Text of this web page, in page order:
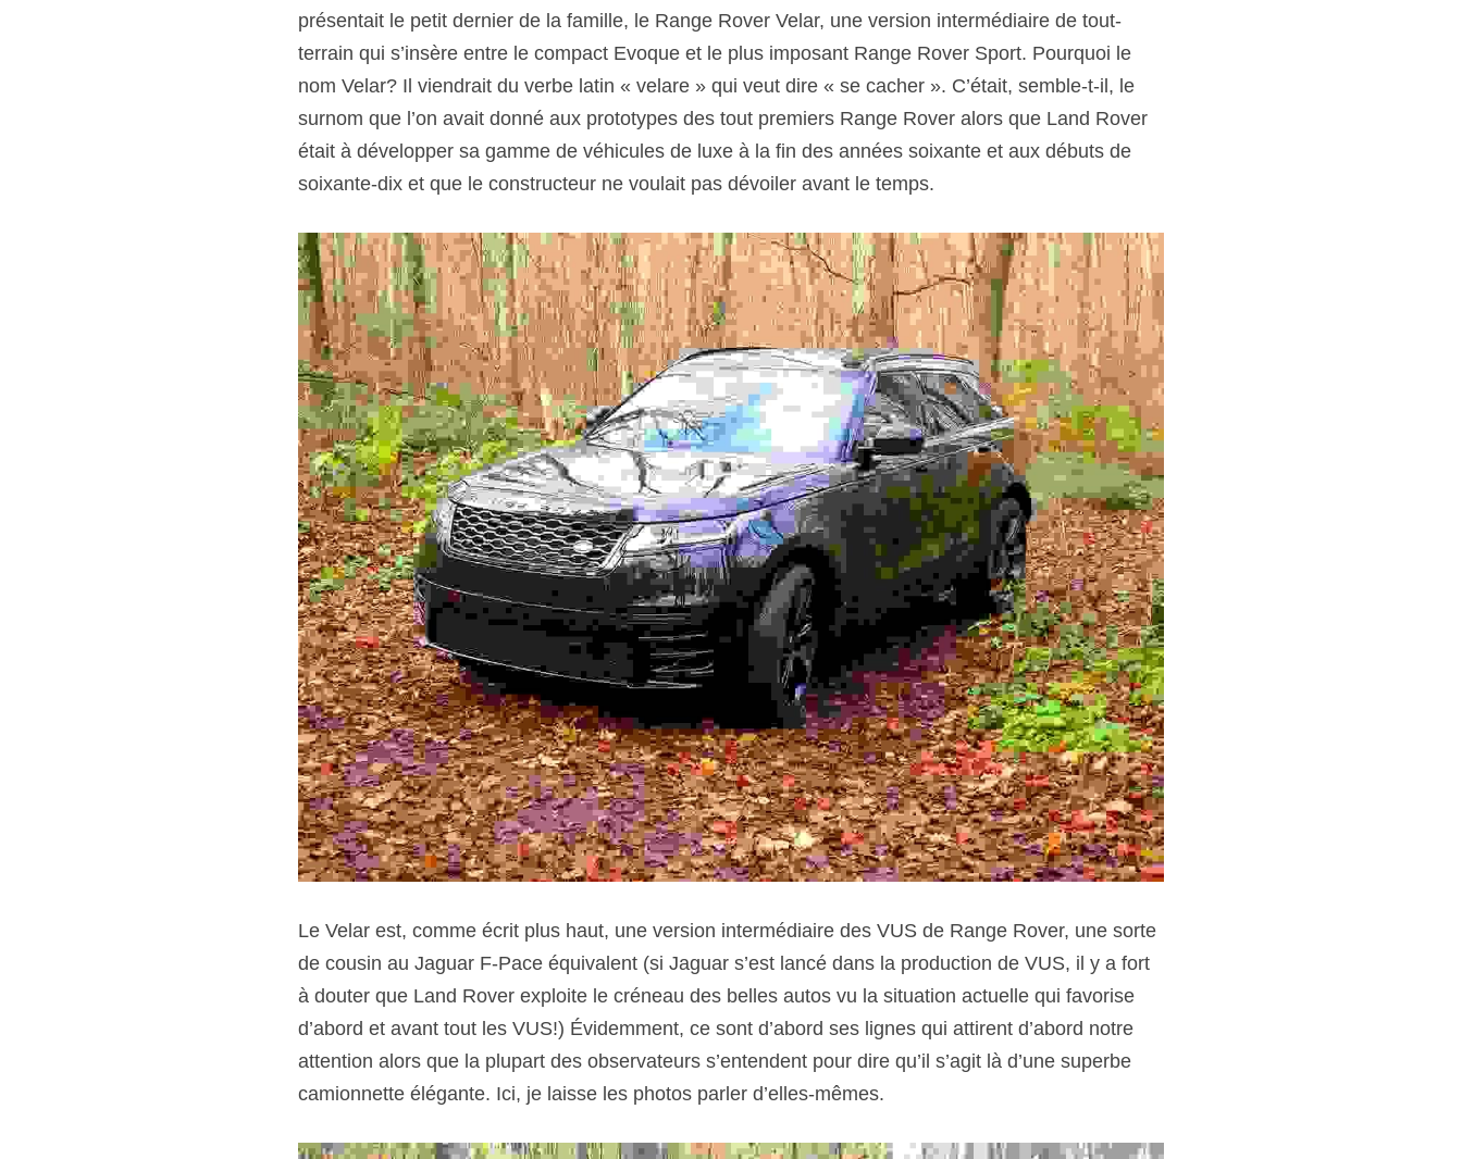
présentait le petit dernier de la famille, le Range Rover Velar, une version intermédiaire de tout-
terrain qui s’insère entre le compact Evoque et le plus imposant Range Rover Sport. Pourquoi le
nom Velar? Il viendrait du verbe latin « velare » qui veut dire « se cacher ». C’était, semble-t-il, le
surnom que l’on avait donné aux prototypes des tout premiers Range Rover alors que Land Rover
était à développer sa gamme de véhicules de luxe à la fin des années soixante et aux débuts de
soixante-dix et que le constructeur ne voulait pas dévoiler avant le temps.
Le Velar est, comme écrit plus haut, une version intermédiaire des VUS de Range Rover, une sorte
de cousin au Jaguar F-Pace équivalent (si Jaguar s’est lancé dans la production de VUS, il y a fort
à douter que Land Rover exploite le créneau des belles autos vu la situation actuelle qui favorise
d’abord et avant tout les VUS!) Évidemment, ce sont d’abord ses lignes qui attirent d’abord notre
attention alors que la plupart des observateurs s’entendent pour dire qu’il s’agit là d’une superbe
camionnette élégante. Ici, je laisse les photos parler d’elles-mêmes.